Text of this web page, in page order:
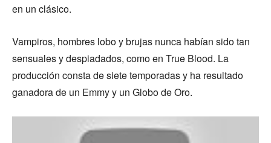
en un clásico.
Vampiros, hombres lobo y brujas nunca habían sido tan
sensuales y despiadados, como en True Blood. La
producción consta de siete temporadas y ha resultado
ganadora de un Emmy y un Globo de Oro.